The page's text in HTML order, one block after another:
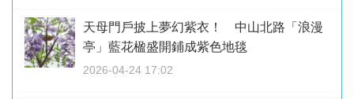
天母門戶披上夢幻紫衣！ 中山北路「浪漫
亭」藍花楹盛開鋪成紫色地毯
2026-04-24 17:02